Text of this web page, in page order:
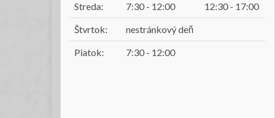
Streda: 7:30 - 12:00 12:30 - 17:00
Štvrtok: nestránkový deň
Piatok: 7:30 - 12:00